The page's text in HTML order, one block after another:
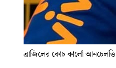
ব্রাজিলের কোচ কার্লো আনচেলত্তি